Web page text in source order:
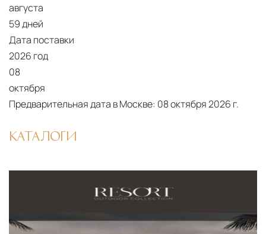
августа
59 дней
Дата поставки
2026 год
08
октября
Предварительная дата в Москве: 08 октября 2026 г.
КАТАЛОГИ